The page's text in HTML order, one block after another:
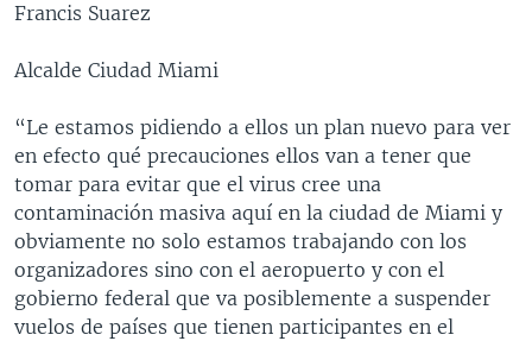
Francis Suarez
Alcalde Ciudad Miami
“Le estamos pidiendo a ellos un plan nuevo para ver
en efecto qué precauciones ellos van a tener que
tomar para evitar que el virus cree una
contaminación masiva aquí en la ciudad de Miami y
obviamente no solo estamos trabajando con los
organizadores sino con el aeropuerto y con el
gobierno federal que va posiblemente a suspender
vuelos de países que tienen participantes en el